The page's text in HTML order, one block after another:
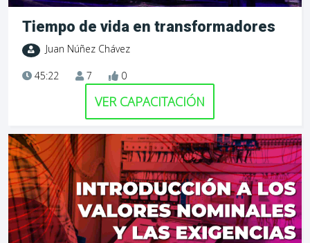
Tiempo de vida en transformadores
Juan Núñez Chávez
45:22 7 0
VER CAPACITACIÓN